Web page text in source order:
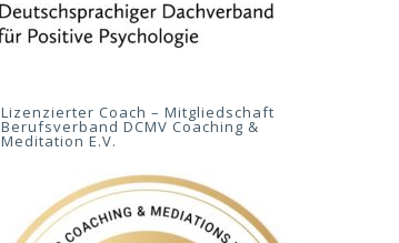
Lizenzierter Coach – Mitgliedschaft
Berufsverband DCMV Coaching &
Meditation E.V.